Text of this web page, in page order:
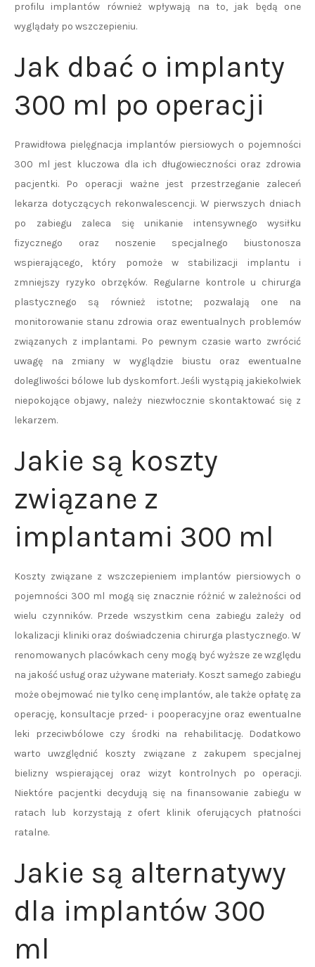
profilu implantów również wpływają na to, jak będą one
wyglądały po wszczepieniu.
Jak dbać o implanty
300 ml po operacji
Prawidłowa pielęgnacja implantów piersiowych o pojemności
300 ml jest kluczowa dla ich długowieczności oraz zdrowia
pacjentki. Po operacji ważne jest przestrzeganie zaleceń
lekarza dotyczących rekonwalescencji. W pierwszych dniach
po zabiegu zaleca się unikanie intensywnego wysiłku
fizycznego oraz noszenie specjalnego biustonosza
wspierającego, który pomoże w stabilizacji implantu i
zmniejszy ryzyko obrzęków. Regularne kontrole u chirurga
plastycznego są również istotne; pozwalają one na
monitorowanie stanu zdrowia oraz ewentualnych problemów
związanych z implantami. Po pewnym czasie warto zwrócić
uwagę na zmiany w wyglądzie biustu oraz ewentualne
dolegliwości bólowe lub dyskomfort. Jeśli wystąpią jakiekolwiek
niepokojące objawy, należy niezwłocznie skontaktować się z
lekarzem.
Jakie są koszty
związane z
implantami 300 ml
Koszty związane z wszczepieniem implantów piersiowych o
pojemności 300 ml mogą się znacznie różnić w zależności od
wielu czynników. Przede wszystkim cena zabiegu zależy od
lokalizacji kliniki oraz doświadczenia chirurga plastycznego. W
renomowanych placówkach ceny mogą być wyższe ze względu
na jakość usług oraz używane materiały. Koszt samego zabiegu
może obejmować nie tylko cenę implantów, ale także opłatę za
operację, konsultacje przed- i pooperacyjne oraz ewentualne
leki przeciwbólowe czy środki na rehabilitację. Dodatkowo
warto uwzględnić koszty związane z zakupem specjalnej
bielizny wspierającej oraz wizyt kontrolnych po operacji.
Niektóre pacjentki decydują się na finansowanie zabiegu w
ratach lub korzystają z ofert klinik oferujących płatności
ratalne.
Jakie są alternatywy
dla implantów 300
ml